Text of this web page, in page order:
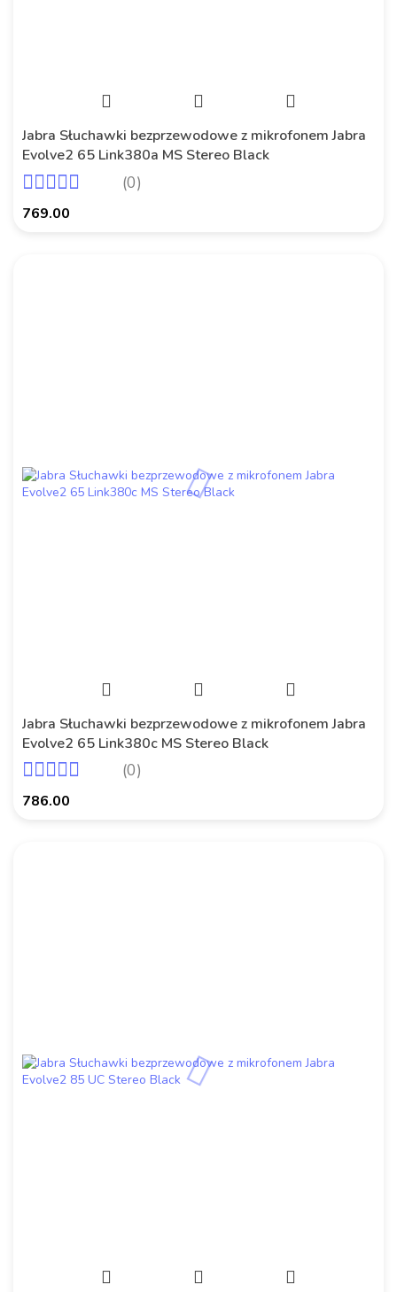
Jabra Słuchawki bezprzewodowe z mikrofonem Jabra
Evolve2 65 Link380a MS Stereo Black
(0)
769.00
Jabra Słuchawki bezprzewodowe z mikrofonem Jabra
Evolve2 65 Link380c MS Stereo Black
(0)
786.00